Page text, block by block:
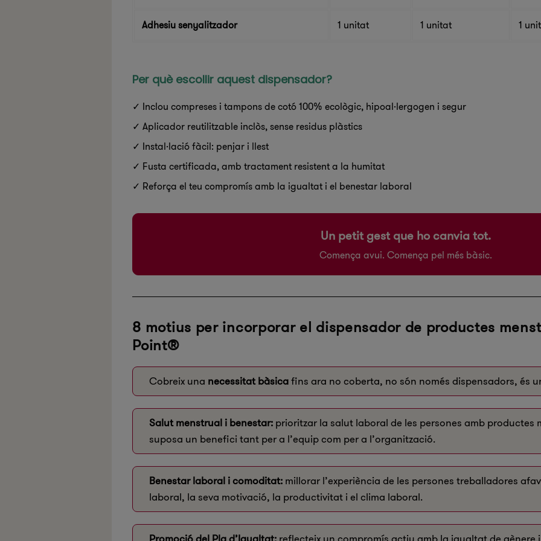
Adhesiu senyalitzador 1 unitat 1 unitat 1
Per què escollir aquest dispensador?
✓ Inclou compreses i tampons de cotó 100% ecològic, hipoal·lergogen i segur
✓ Aplicador reutilitzable inclòs, sense residus plàstics
✓ Instal·lació fàcil: penjar i llest
✓ Fusta certificada, amb tractament resistent a la humitat
✓ Reforça el teu compromís amb la igualtat i el benestar laboral
Un petit gest que ho canvia tot.
Comença avui. Comença pel més bàsic.
8 motius per incorporar el dispensador de productes
Point®
Cobreix una necessitat bàsicafins ara no coberta, no són només dispensadors, és
Salut menstrual i benestar: prioritzar la salut laboral de les persones amb productes
suposa un benefici tant per a l’equip com per a l’organització.
Benestar laboral i comoditat: millorar l’experiència de les persones treballadores
laboral, la seva motivació, la productivitat i el clima laboral.